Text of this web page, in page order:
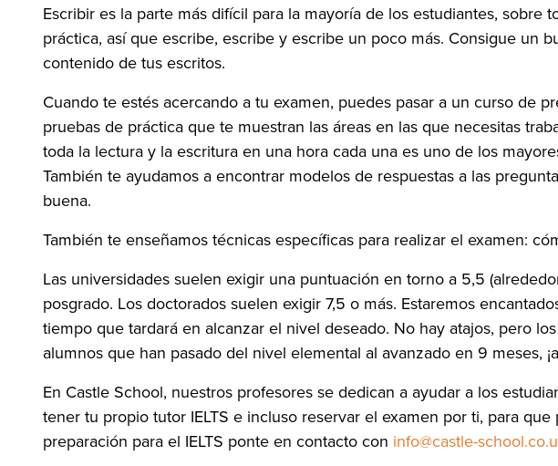
Escribir es la parte más difícil para la mayoría de los estudiantes,
práctica, así que escribe, escribe y escribe un poco más. Consigue un
contenido de tus escritos.
Cuando te estés acercando a tu examen, puedes pasar a un curso de
pruebas de práctica que te muestran las áreas en las que necesitas
toda la lectura y la escritura en una hora cada una es uno de los
También te ayudamos a encontrar modelos de respuestas a las
buena.
También te enseñamos técnicas específicas para realizar el examen:
Las universidades suelen exigir una puntuación en torno a 5,5
posgrado. Los doctorados suelen exigir 7,5 o más. Estaremos
tiempo que tardará en alcanzar el nivel deseado. No hay atajos, pero
alumnos que han pasado del nivel elemental al avanzado en 9 meses,
En Castle School, nuestros profesores se dedican a ayudar a los
tener tu propio tutor IELTS e incluso reservar el examen por ti, para
preparación para el IELTS ponte en contacto con info@castle-